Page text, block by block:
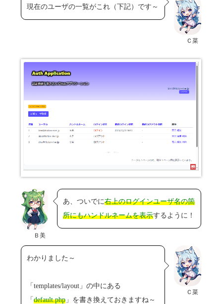
Ｃ菜
現在のユーザの一覧がこれ（下記）です～
Ｂ美
あ、ついでに右上のログインユーザ名の箇
所にもハンドルネームを表示するように！
Ｃ菜
わかりました～
「templates/layout」の中にある
「default.php 」を書き換えておきますね～